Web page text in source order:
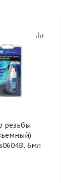
резьбы
6мл